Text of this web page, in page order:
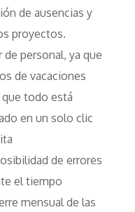
de ausencias y
proyectos.
personal, ya que
de vacaciones
todo está
en un solo clic
de errores
el tiempo
mensual de las